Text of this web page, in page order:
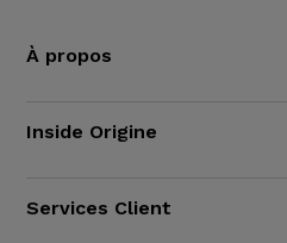
À propos
Inside Origine
Services Client